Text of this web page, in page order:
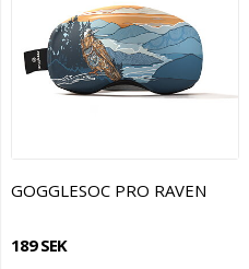
GOGGLESOC PRO RAVEN
189 SEK